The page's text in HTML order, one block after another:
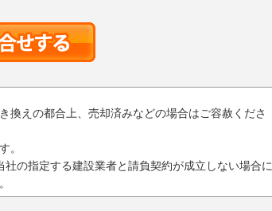
えの都合上、売却済みなどの場合はご容赦くださ
。
の指定する建設業者と請負契約が成立しない場合に